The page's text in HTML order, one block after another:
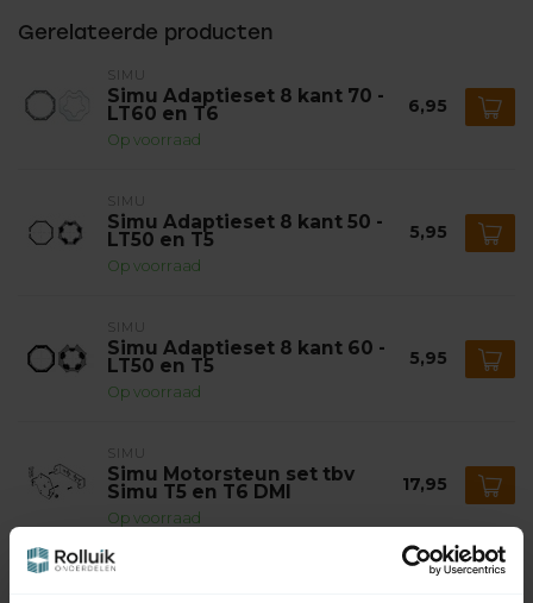
Gerelateerde producten
SIMU
Simu Adaptieset 8 kant 70 -
LT60 en T6
Op voorraad
6,95
SIMU
Simu Adaptieset 8 kant 50 -
LT50 en T5
Op voorraad
5,95
SIMU
Simu Adaptieset 8 kant 60 -
LT50 en T5
Op voorraad
5,95
SIMU
Simu Motorsteun set tbv
Simu T5 en T6 DMI
Op voorraad
17,95